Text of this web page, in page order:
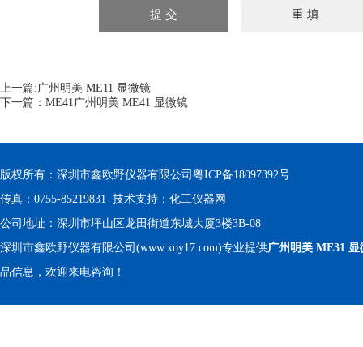
上一篇:广州明美 ME11 显微镜
下一篇： ME41广州明美 ME41 显微镜
版权所有：深圳市鑫欧野仪器有限公司 粤ICP备18097392号
传真：0755-85219831 技术支持： 化工仪器网
公司地址：深圳市坪山区龙田街道东城大厦3楼3B-08
深圳市鑫欧野仪器有限公司(www.xoy17.com)专业提供广州明美 ME31 显
品信息，欢迎来电咨询！